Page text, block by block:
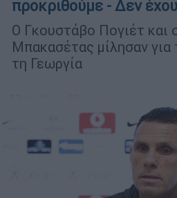
προκριθούμε - Δεν
Ο Γκουστάβο Πογιέτ και
Μπακασέτας μίλησαν για
τη Γεωργία